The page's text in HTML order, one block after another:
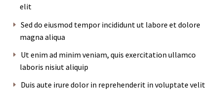
elit
Sed do eiusmod tempor incididunt ut labore et dolore
magna aliqua
Ut enim ad minim veniam, quis exercitation ullamco
laboris nisiut aliquip
Duis aute irure dolor in reprehenderit in voluptate velit